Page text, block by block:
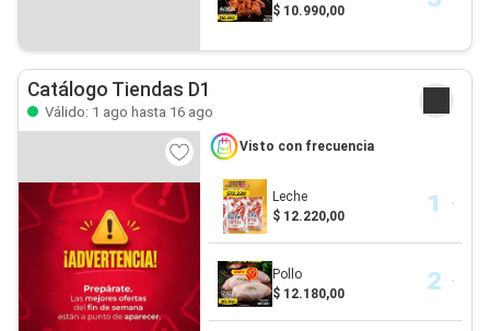
$ 10.990,00
Catálogo Tiendas D1
Válido: 1 ago hasta 16 ago
Visto con frecuencia
Leche
$ 12.220,00
Pollo
$ 12.180,00